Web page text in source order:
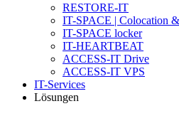
RESTORE-IT
IT-SPACE | Colocation
IT-SPACE locker
IT-HEARTBEAT
ACCESS-IT Drive
ACCESS-IT VPS
IT-Services
Lösungen